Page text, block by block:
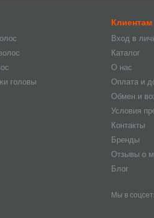
головы
Клиентам
Вход в
Каталог
О нас
Оплата и
Обмен и
Условия
Контакты
Бренды
Отзывы о
Блог
Мы в